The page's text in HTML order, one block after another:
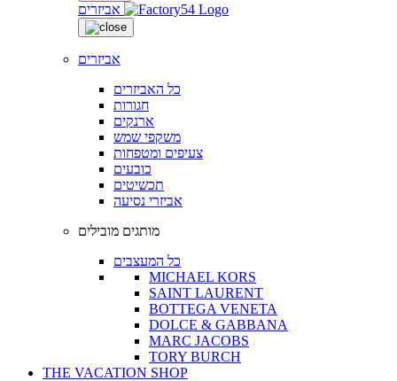
אביזרים
אביזרים
כל האביזרים
חגורות
ארנקים
משקפי שמש
צעיפים ומטפחות
כובעים
תכשיטים
אביזרי נסיעה
מותגים מובילים
כל המעצבים
MICHAEL KORS
SAINT LAURENT
BOTTEGA VENETA
DOLCE & GABBANA
MARC JACOBS
TORY BURCH
THE VACATION SHOP